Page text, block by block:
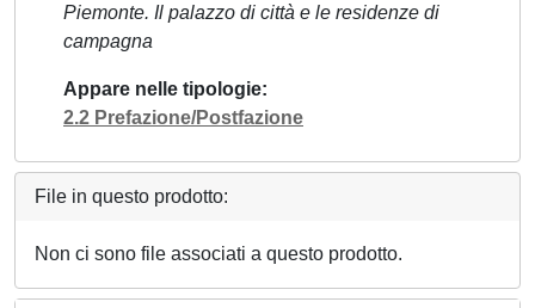
Piemonte. Il palazzo di città e le residenze di
campagna
Appare nelle tipologie
2.2 Prefazione/Postfazione
File in questo prodotto:
Non ci sono file associati a questo prodotto.